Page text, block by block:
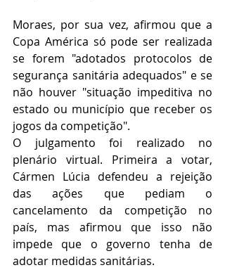
Moraes, por sua vez, afirmou que a
Copa América só pode ser realizada
se forem "adotados protocolos de
segurança sanitária adequados" e se
não houver "situação impeditiva no
estado ou município que receber os
jogos da competição".
O julgamento foi realizado no
plenário virtual. Primeira a votar,
Cármen Lúcia defendeu a rejeição
das ações que pediam o
cancelamento da competição no
país, mas afirmou que isso não
impede que o governo tenha de
adotar medidas sanitárias.